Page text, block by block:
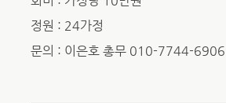
정원 : 24가정
문의 : 이은호 총무 010-7744-6906